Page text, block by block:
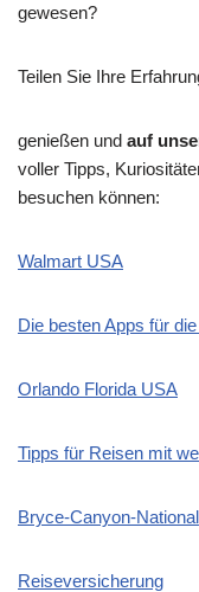
gewesen?
Teilen Sie Ihre
genießen und auf
voller Tipps,
besuchen können:
Walmart USA
Die besten Apps für
Orlando Florida USA
Tipps für Reisen mit
Bryce-Canyon-
Reiseversicherung